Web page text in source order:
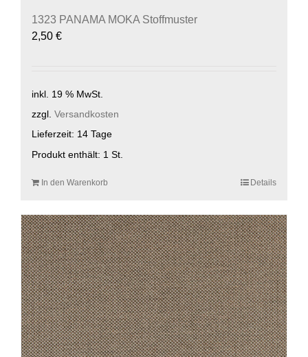
1323 PANAMA MOKA Stoffmuster
2,50 €
inkl. 19 % MwSt.
zzgl. Versandkosten
Lieferzeit: 14 Tage
Produkt enthält: 1 St.
In den Warenkorb Details